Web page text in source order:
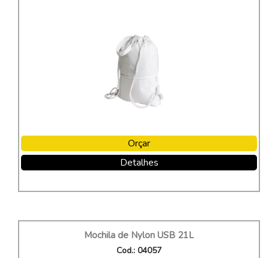
Orçar
Detalhes
Mochila de Nylon USB 21L
Cod.: 04057